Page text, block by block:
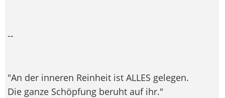
--
"An der inneren Reinheit ist ALLES gelegen.
Die ganze Schöpfung beruht auf ihr."